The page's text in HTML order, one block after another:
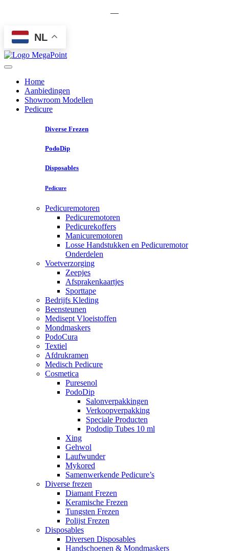
—
NL
Home
Aanbiedingen
Showroom Modellen
Pedicure
Diverse Frezen
PodoDip
Disposables
Pedicure
Pedicuremotoren
Pedicuremotoren
Pedicurekoffers
Manicuremotoren
Losse Handstukken en Pedicuremotor
Onderdelen
Voetverzorging
Zeepjes
Afsprakenkaartjes
Sporttape
Bedrijfs Kleding
Beensteunen
Medisept Vloeistoffen
Mondmaskers
PodoCura
Textiel
Afdrukramen
Medisch Pedicure
Cosmetica
Puresenol
PodoDip
Salonverpakkingen
Verkoopverpakking
Speciale Producten
Pododip Tubes 10 ml
Xing
Gehwol
Laufwunder
Mykored
Samenwerkende Pedicure’s
Diverse frezen
Diamant Frezen
Keramische Frezen
Tungsten Frezen
Polijst Frezen
Disposables
Diversen Disposables
Handschoenen & Mondmaskers